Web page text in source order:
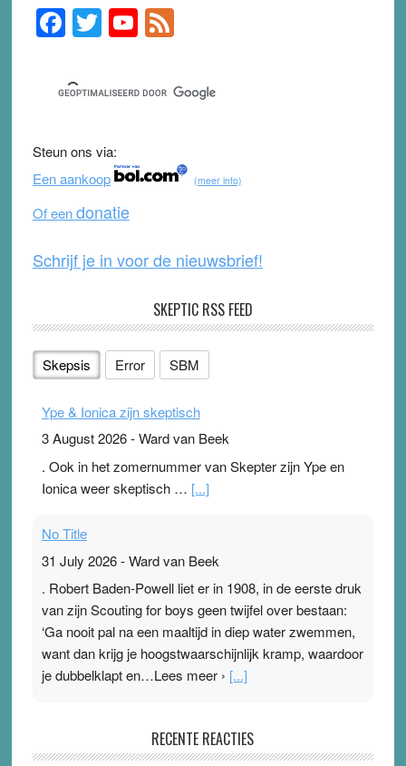
Primary
Sidebar
F
a
c
e
b
o
o
k
T
wi
tt
er
Y
o
u
T
b
e
F
e
d
Steun ons via:
Een aankoop
(meer info)
Of eendonatie
Schrijf je in voor de nieuwsbrief!
SKEPTIC RSS FEED
Skepsis Error SBM
Ype & Ionica zijn skeptisch
3 August 2026-Ward van Beek
. Ook in het zomernummer van Skepter zijn Ype en
Ionica weer skeptisch … [...]
No Title
31 July 2026-Ward van Beek
. Robert Baden-Powell liet er in 1908, in de eerste druk
van zijn Scouting for boys geen twijfel over bestaan:
‘Ga nooit pal na een maaltijd in diep water zwemmen,
want dan krijg je hoogstwaarschijnlijk kramp, waardoor
je dubbelklapt en…Lees meer › [...]
Ward van Beek
RECENTE REACTIES